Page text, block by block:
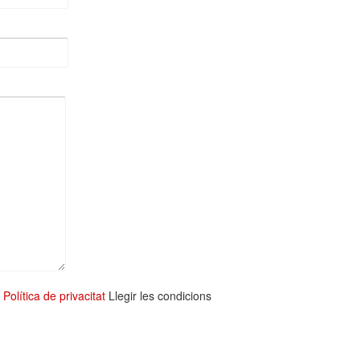
Política de privacitat Llegir les condicions